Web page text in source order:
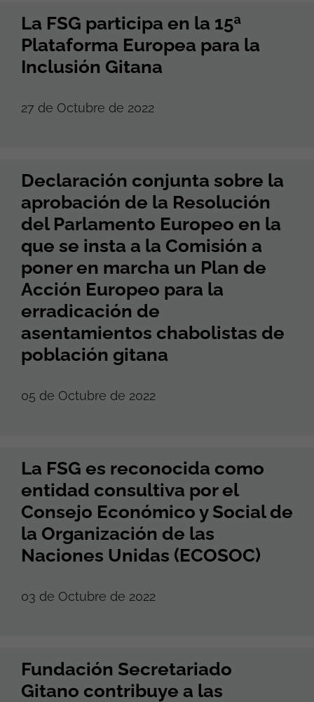
La FSG participa en la 15ª
Plataforma Europea para la
Inclusión Gitana
27 de Octubre de 2022
Declaración conjunta sobre la
aprobación de la Resolución
del Parlamento Europeo en la
que se insta a la Comisión a
poner en marcha un Plan de
Acción Europeo para la
erradicación de
asentamientos chabolistas de
población gitana
05 de Octubre de 2022
La FSG es reconocida como
entidad consultiva por el
Consejo Económico y Social de
la Organización de las
Naciones Unidas (ECOSOC)
03 de Octubre de 2022
Fundación Secretariado
Gitano contribuye a las